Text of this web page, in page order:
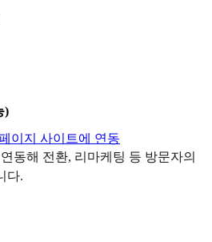
)
이지 사이트에 연동
동해 전환, 리마케팅 등 방문자의
다.